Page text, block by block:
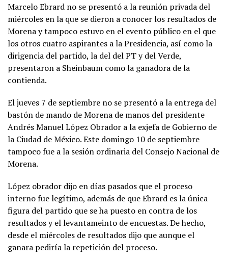
Marcelo Ebrard no se presentó a la reunión privada del
miércoles en la que se dieron a conocer los resultados de
Morena y tampoco estuvo en el evento público en el que
los otros cuatro aspirantes a la Presidencia, así como la
dirigencia del partido, la del del PT y del Verde,
presentaron a Sheinbaum como la ganadora de la
contienda.
El jueves 7 de septiembre no se presentó a la entrega del
bastón de mando de Morena de manos del presidente
Andrés Manuel López Obrador a la exjefa de Gobierno de
la Ciudad de México. Este domingo 10 de septiembre
tampoco fue a la sesión ordinaria del Consejo Nacional de
Morena.
López obrador dijo en días pasados que el proceso
interno fue legítimo, además de que Ebrard es la única
figura del partido que se ha puesto en contra de los
resultados y el levantameinto de encuestas. De hecho,
desde el miércoles de resultados dijo que aunque el
ganara pediría la repetición del proceso.